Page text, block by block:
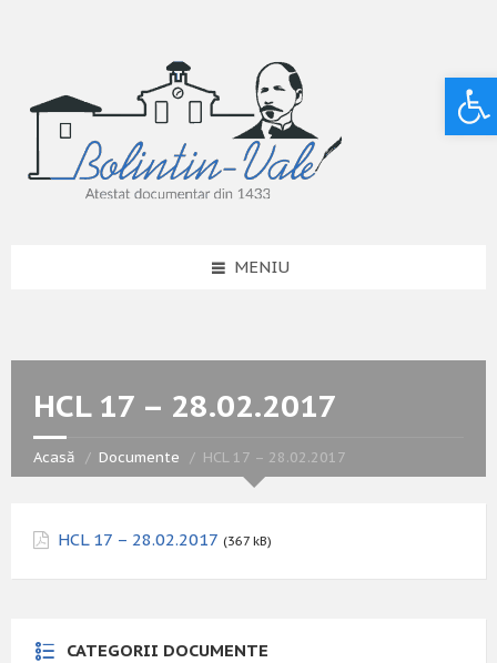
MENIU
HCL 17 – 28.02.2017
Acasă Documente HCL 17 – 28.02.2017
HCL 17 – 28.02.2017 (367 kB)
CATEGORII DOCUMENTE
Deschide bara de unelte